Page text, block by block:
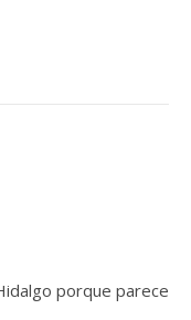
porque parece